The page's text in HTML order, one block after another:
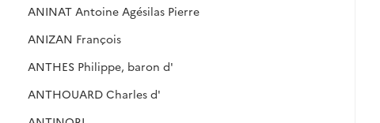
ANINAT Antoine Agésilas Pierre
ANIZAN François
ANTHES Philippe, baron d'
ANTHOUARD Charles d'